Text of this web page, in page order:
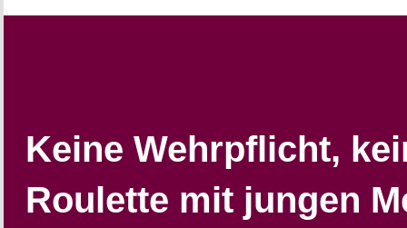
Keine Wehrpflicht,
Roulette mit jungen